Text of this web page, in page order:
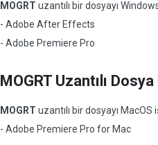
MOGRT uzantılı bir dosyayı
- Adobe After Effects
- Adobe Premiere Pro
MOGRT Uzantılı
MOGRT uzantılı bir dosyayı
- Adobe Premiere Pro for Mac